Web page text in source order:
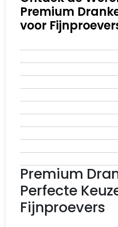
Premium
voor
Premium
Perfecte
Fijnproevers